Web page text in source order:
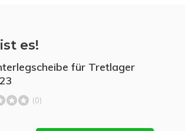
es!
für Tretlager
(0)